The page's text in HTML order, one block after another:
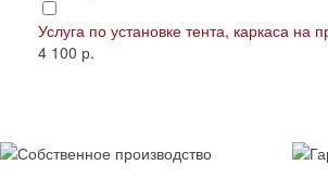
Услуга по установке тента, каркаса
4 100 р.